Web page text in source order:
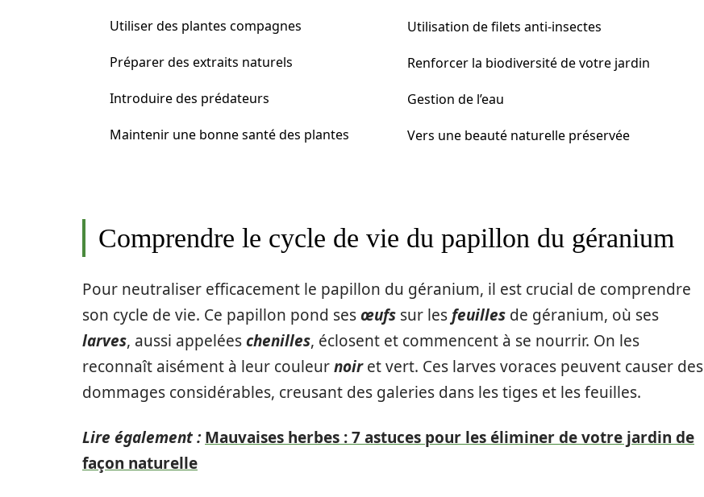
Utiliser des plantes compagnes
Préparer des extraits naturels
Introduire des prédateurs
Maintenir une bonne santé des plantes
Utilisation de filets anti-insectes
Renforcer la biodiversité de votre jardin
Gestion de l’eau
Vers une beauté naturelle préservée
Comprendre le cycle de vie du papillon du géranium
Pour neutraliser efficacement le papillon du géranium, il est crucial de comprendre
son cycle de vie. Ce papillon pond sesœufs sur les feuilles de géranium, où ses
larves, aussi appeléeschenilles, éclosent et commencent à se nourrir. On les
reconnaît aisément à leur couleurnoiret vert. Ces larves voraces peuvent causer des
dommages considérables, creusant des galeries dans les tiges et les feuilles.
Lire également : Mauvaises herbes : 7 astuces pour les éliminer de votre jardin de
façon naturelle